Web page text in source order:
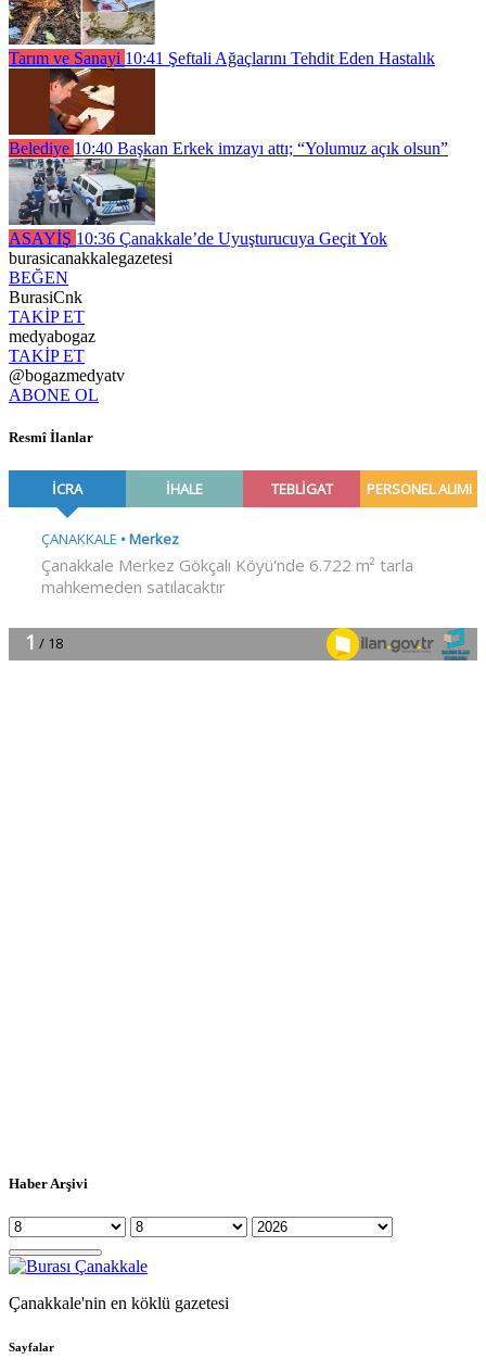
Tarım ve Sanayi 10:41 Şeftali Ağaçlarını Tehdit Eden Hastalık
Belediye 10:40 Başkan Erkek imzayı attı; “Yolumuz açık olsun”
ASAYİŞ 10:36 Çanakkale’de Uyuşturucuya Geçit Yok
burasicanakkalegazetesi
BEĞEN
BurasiCnk
TAKİP ET
medyabogaz
TAKİP ET
@bogazmedyatv
ABONE OL
Resmî İlanlar
Haber Arşivi
Çanakkale'nin en köklü gazetesi
Sayfalar